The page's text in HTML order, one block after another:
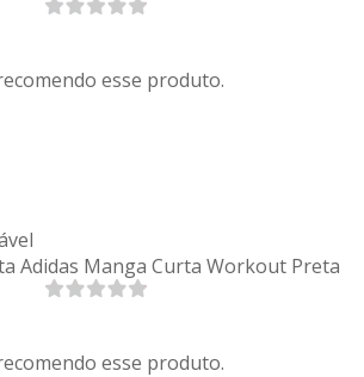
esse produto.
Adidas Manga Curta Workout Preta
esse produto.